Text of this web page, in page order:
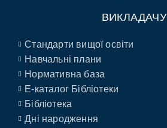
ВИКЛАДАЧУ
Стандарти вищої освіти
Навчальні плани
Нормативна база
E-каталог Бібліотеки
Бібліотека
Дні народження